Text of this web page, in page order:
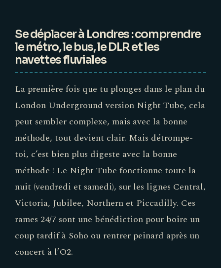
Se déplacer à Londres : comprendre
le métro, le bus, le DLR et les
navettes fluviales
La première fois que tu plonges dans le plan du
London Underground version Night Tube, cela
peut sembler complexe, mais avec la bonne
méthode, tout devient clair. Mais détrompe-
toi, c’est bien plus digeste avec la bonne
méthode ! Le Night Tube fonctionne toute la
nuit (vendredi et samedi), sur les lignes Central,
Victoria, Jubilee, Northern et Piccadilly. Ces
rames 24/7 sont une bénédiction pour boire un
coup tardif à Soho ou rentrer peinard après un
concert à l’O2.